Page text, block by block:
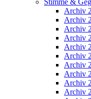
Stimme &
Archiv
Archiv
Archiv
Archiv
Archiv
Archiv
Archiv
Archiv
Archiv
Archiv